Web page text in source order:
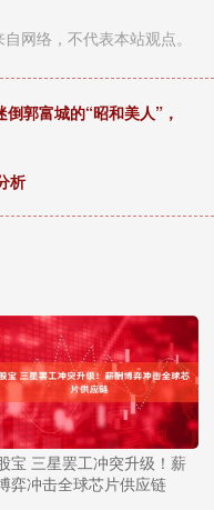
网络，不代表本站观点。
郭富城的“昭和美人”，
析
宝 三星罢工冲突升级！薪
弈冲击全球芯片供应链